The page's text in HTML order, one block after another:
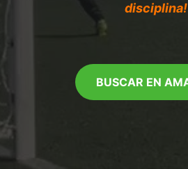
disciplina!
BUSCAR EN